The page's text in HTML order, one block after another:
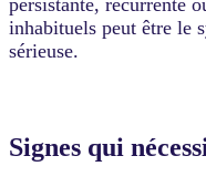
inhabituels peut être le
sérieuse.
Signes qui